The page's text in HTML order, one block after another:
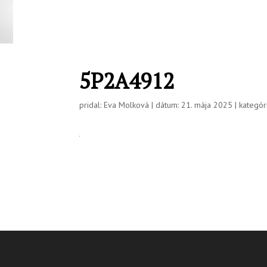
5P2A4912
pridal: Eva Molková | dátum: 21. mája 2025 |